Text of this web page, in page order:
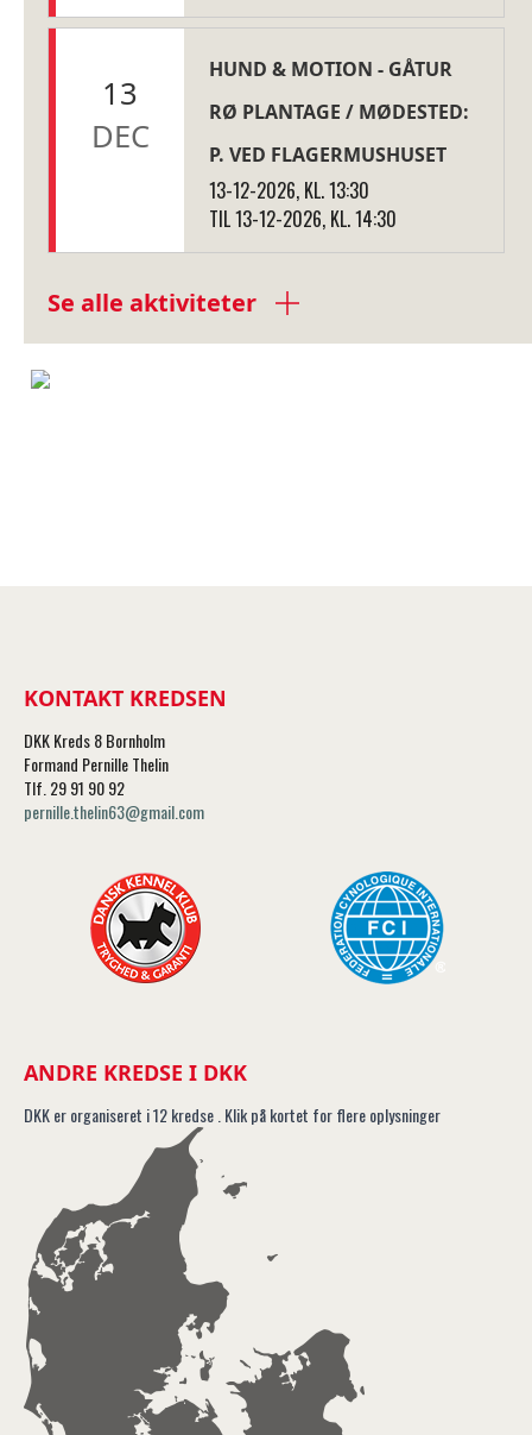
13
DEC
HUND & MOTION - GÅTUR
RØ PLANTAGE / MØDESTED:
P. VED FLAGERMUSHUSET
13-12-2026, KL. 13:30
TIL 13-12-2026, KL. 14:30
Se alle aktiviteter
KONTAKT KREDSEN
DKK Kreds 8 Bornholm
Formand Pernille Thelin
Tlf. 29 91 90 92
pernille.thelin63@gmail.com
ANDRE KREDSE I DKK
DKK er organiseret i 12 kredse . Klik på kortet for flere oplysninger